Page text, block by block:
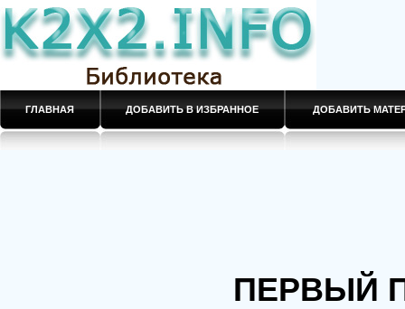
ГЛАВНАЯ ДОБАВИТЬ В ИЗБРАННОЕ ДОБАВИТЬ
ПЕРВЫЙ